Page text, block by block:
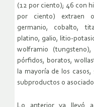
(12 por ciento); 46 con
por ciento) extraen
germanio, cobalto,
platino, galio, litio-
wolframio (tungsteno),
pórfidos, boratos,
la mayoría de los
subproductos o